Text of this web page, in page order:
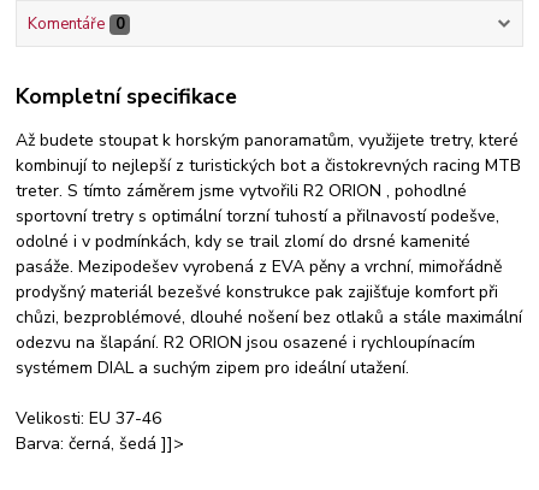
Komentáře 0
Kompletní specifikace
Až budete stoupat k horským panoramatům, využijete tretry, které
kombinují to nejlepší z turistických bot a čistokrevných racing MTB
treter. S tímto záměrem jsme vytvořili R2 ORION , pohodlné
sportovní tretry s optimální torzní tuhostí a přilnavostí podešve,
odolné i v podmínkách, kdy se trail zlomí do drsné kamenité
pasáže. Mezipodešev vyrobená z EVA pěny a vrchní, mimořádně
prodyšný materiál bezešvé konstrukce pak zajišťuje komfort při
chůzi, bezproblémové, dlouhé nošení bez otlaků a stále maximální
odezvu na šlapání. R2 ORION jsou osazené i rychloupínacím
systémem DIAL a suchým zipem pro ideální utažení.
Velikosti: EU 37-46
Barva: černá, šedá ]]>